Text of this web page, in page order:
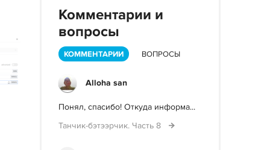
Комментарии и
вопросы
КОММЕНТАРИИ ВОПРОСЫ
Alloha san
Понял, спасибо! Откуда информа...
Танчик-бэтээрчик. Часть 8